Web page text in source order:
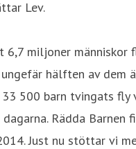
Lev.
6,7 miljoner människor
hälften av dem
500 barn tvingats fly
Rädda Barnen
Just nu stöttar vi